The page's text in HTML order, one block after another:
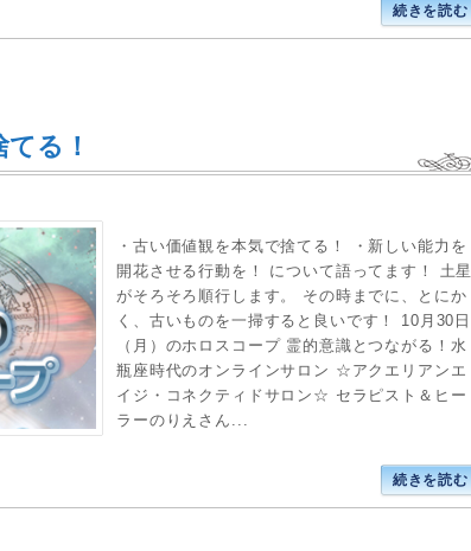
続きを読む
る！
・古い価値観を本気で捨てる！ ・新しい能力を
開花させる行動を！ について語ってます！ 土星
がそろそろ順行します。 その時までに、とにか
く、古いものを一掃すると良いです！ 10月30日
（月）のホロスコープ 霊的意識とつながる！水
瓶座時代のオンラインサロン ☆アクエリアンエ
イジ・コネクティドサロン☆ セラピスト＆ヒー
ラーのりえさん...
続きを読む